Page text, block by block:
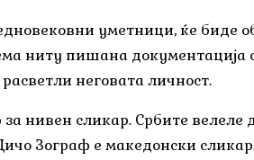
уметници, ќе биде
ниту пишана документација
неговата личност.
нивен сликар. Србите
Зограф е македонски